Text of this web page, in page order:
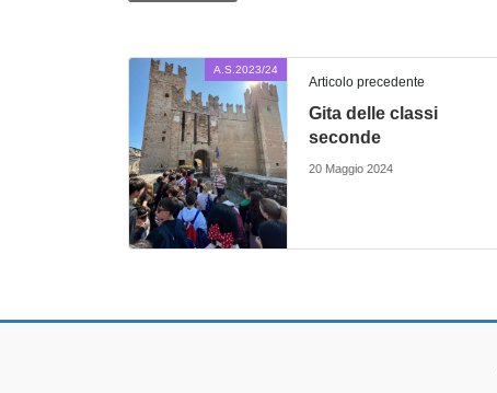
A.S.2023/24
Articolo precedente
Gita delle classi
seconde
20 Maggio 2024